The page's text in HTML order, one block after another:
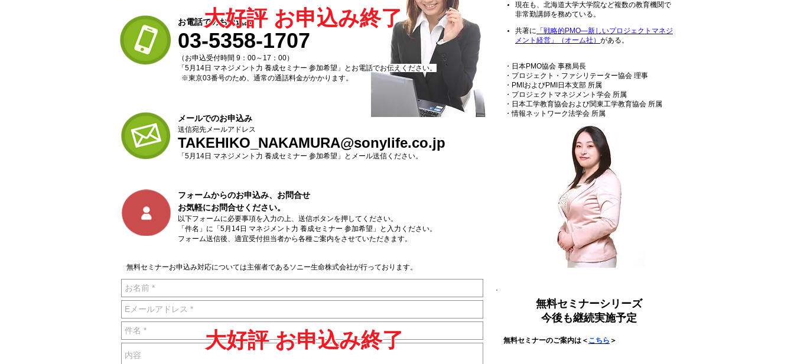
お電話でのお申込み
03-5358-1707
（お申込受付時間 9：00～17：00）
「5月14日 マネジメント力 養成セミナー 参加希望」とお電話でお伝えください。
※東京03番号のため、通常の通話料金がかかります。
メールでのお申込み
送信宛先メールアドレス
TAKEHIKO_NAKAMURA@sonylife.co.jp
「5月14日 マネジメント力 養成セミナー 参加希望」とメール送信ください。
大好評 お申込み終了
フォームからのお申込み、お問合せ
お気軽にお問合せください。
以下フォームに必要事項を入力の上、送信ボタンを押してください。
「件名」に「5月14日 マネジメント力 養成セミナー 参加希望」と入力ください。
フォーム送信後、適宜受付担当者から各種ご案内をさせていただきます。
無料セミナーお申込み対応については主催者であるソニー生命株式会社が行っております。
大好評 お申込み終了
無料セミナーシリーズ
今後も継続実施予定
無料セミナーのご案内は＜ こちら ＞
現在も、北海道大学大学院など複数の教育機関で
非常勤講師を務めている。
共著に 「戦略的PMO―新しいプロジェクトマネジ
メント経営」（オーム社） がある。
・日本PMO協会 事務局長
・プロジェクト・ファシリテーター協会 理事
・PMIおよびPMI日本支部 所属
・プロジェクトマネジメント学会 所属
・日本工学教育協会および関東工学教育協会 所属
・情報ネットワーク法学会 所属